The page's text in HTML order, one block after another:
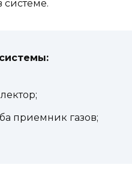
системе.
приемник газов;